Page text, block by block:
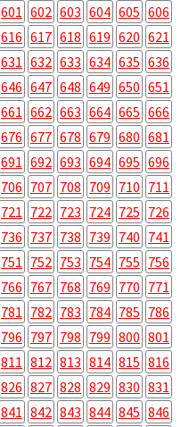
601 602 603 604 605 606
616 617 618 619 620 621
631 632 633 634 635 636
646 647 648 649 650 651
661 662 663 664 665 666
676 677 678 679 680 681
691 692 693 694 695 696
706 707 708 709 710 711
721 722 723 724 725 726
736 737 738 739 740 741
751 752 753 754 755 756
766 767 768 769 770 771
781 782 783 784 785 786
796 797 798 799 800 801
811 812 813 814 815 816
826 827 828 829 830 831
841 842 843 844 845 846